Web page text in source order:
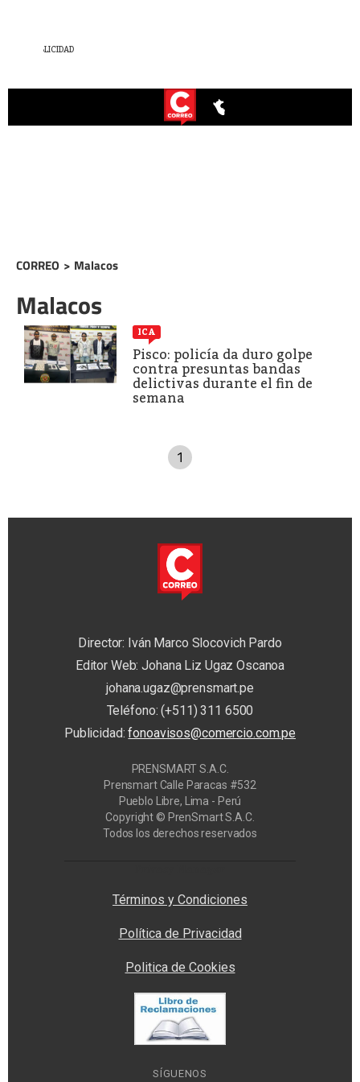
CORREO > Malacos
Malacos
ICA
Pisco: policía da duro golpe
contra presuntas bandas
delictivas durante el fin de
semana
1
Director: Iván Marco Slocovich Pardo
Editor Web: Johana Liz Ugaz Oscanoa
johana.ugaz@prensmart.pe
Teléfono: (+511) 311 6500
Publicidad:fonoavisos@comercio.com.pe
PRENSMART S.A.C.
Prensmart Calle Paracas #532
Pueblo Libre, Lima - Perú
Copyright © PrenSmart S.A.C.
Todos los derechos reservados
Términos y Condiciones
Política de Privacidad
Politica de Cookies
SÍGUENOS